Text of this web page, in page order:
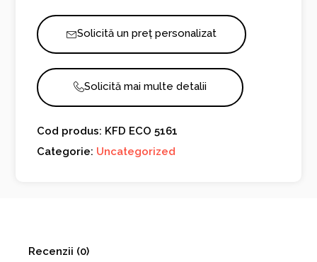
Solicită un preț personalizat
Solicită mai multe detalii
Cod produs: KFD ECO 5161
Categorie: Uncategorized
Recenzii (0)